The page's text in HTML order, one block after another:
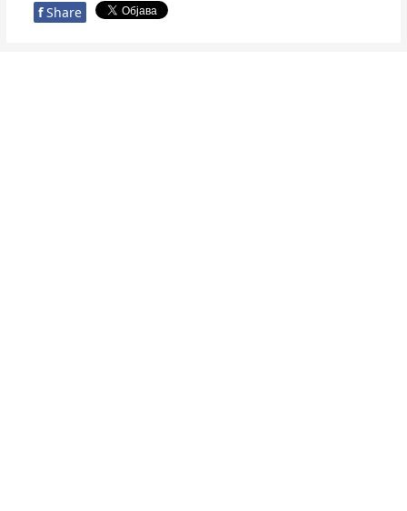
f Share